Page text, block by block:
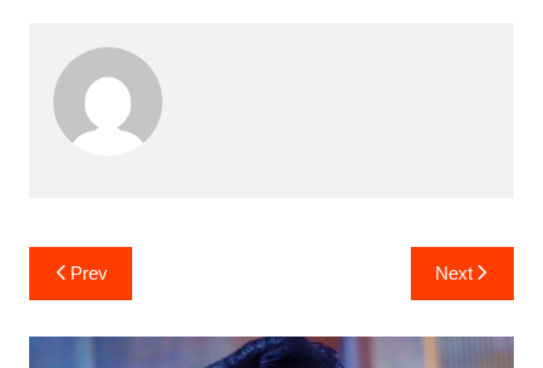
Post
navigation
Prev Next